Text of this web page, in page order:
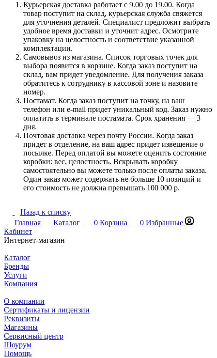
Курьерская доставка работает с 9.00 до 19.00. Когда
товар поступит на склад, курьерская служба свяжется
для уточнения деталей. Специалист предложит выбрать
удобное время доставки и уточнит адрес. Осмотрите
упаковку на целостность и соответствие указанной
комплектации.
Самовывоз из магазина. Список торговых точек для
выбора появится в корзине. Когда заказ поступит на
склад, вам придет уведомление. Для получения заказа
обратитесь к сотруднику в кассовой зоне и назовите
номер.
Постамат. Когда заказ поступит на точку, на ваш
телефон или e-mail придет уникальный код. Заказ нужно
оплатить в терминале постамата. Срок хранения — 3
дня.
Почтовая доставка через почту России. Когда заказ
придет в отделение, на ваш адрес придет извещение о
посылке. Перед оплатой вы можете оценить состояние
коробки: вес, целостность. Вскрывать коробку
самостоятельно вы можете только после оплаты заказа.
Один заказ может содержать не больше 10 позиций и
его стоимость не должна превышать 100 000 р.
Назад к списку
Главная
Каталог 0 Корзина 0 Избранные
Кабинет
Интернет-магазин
Каталог
Бренды
Услуги
Компания
О компании
Сертификаты и лицензии
Реквизиты
Магазины
Сервисный центр
Шоурум
Помощь